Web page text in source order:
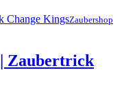
Zaubershop
Zaubertrick